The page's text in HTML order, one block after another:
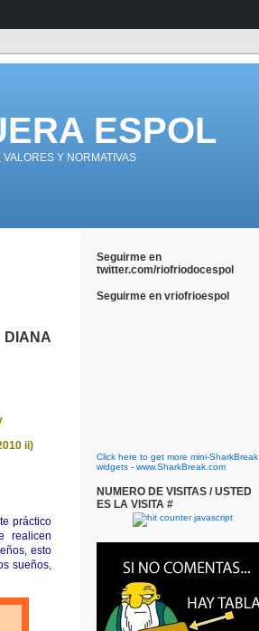
ESPOL
Y NORMATIVAS
ii)
práctico
realicen
esto
sueños,
Seguirme en
twitter.com/riofriodocespol
Seguirme en vriofrioespol
Click here to get more mini-SharkBreak
widgets - www.SharkBreak.com
NUMERO DE VISITAS / USTED
ES LA VISITA #